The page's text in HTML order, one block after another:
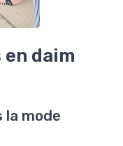
daim
la mode